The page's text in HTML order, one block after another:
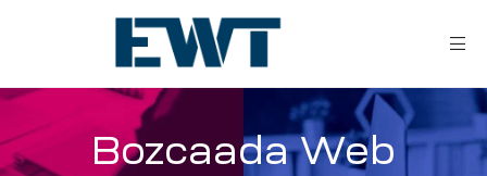
Bozcaada Web